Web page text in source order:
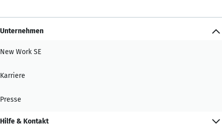
Unternehmen
New Work SE
Karriere
Presse
Hilfe & Kontakt